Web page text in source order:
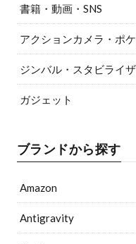
書籍・動画・SNS
アクションカメラ・ポ
ジンバル・スタビライ
ガジェット
ブランドから探す
Amazon
Antigravity